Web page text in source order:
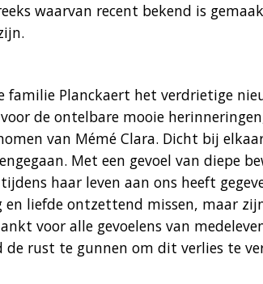
waarvan recent bekend is
familie Planckaert het verdrietige
de ontelbare mooie
van Mémé Clara. Dicht bij
Met een gevoel van diepe
haar leven aan ons heeft
en liefde ontzettend missen, maar
voor alle gevoelens van
rust te gunnen om dit verlies te